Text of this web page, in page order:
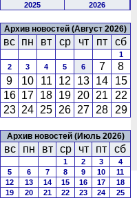
2025 2026
Архив новостей (Август 2026)
вс пн вт ср чт пт сб
1
2
3 4 5 6 7
8
9
10 11 12 13 14
15
16 17 18 19 20 21
22
23 24 25 26 27 28 29
Архив новостей (Июль 2026)
вс пн вт ср чт пт сб
1 2 3
4
5
6 7 8 9 10
11
12
13 14 15 16 17
18
19
20 21 22 23 24
25